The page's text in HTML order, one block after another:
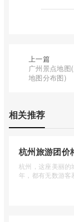
上一篇
广州景点地图
地图分布图)
相关推荐
杭州旅游团价
杭州，这座美丽的
年，都有无数游客